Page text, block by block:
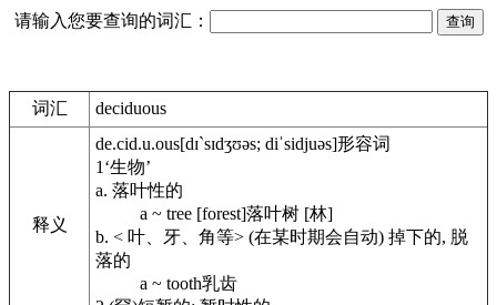
请输入您要查询的词汇：
词汇 deciduous
释义
de.cid.u.ous[dɪ`sɪdʒʊəs; diˈsidjuəs]形容词
1 ‘生物’
a. 落叶性的
a ~ tree [forest]落叶树 [林]
b. < 叶、牙、角等> (在某时期会自动) 掉下的, 脱
落的
a ~ tooth乳齿